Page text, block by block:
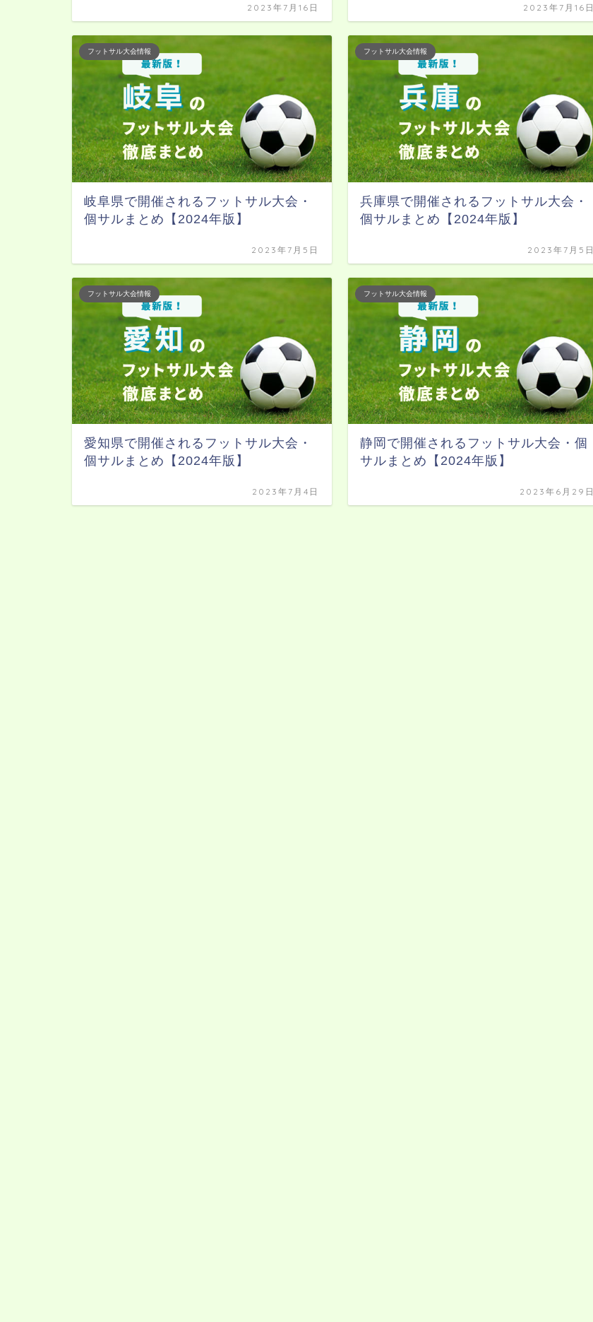
2023年7月16日 2023年7月16日
フットサル大会情報
岐阜県で開催されるフットサル大会・
個サルまとめ【2024年版】
2023年7月5日
フットサル大会情報
兵庫県で開催されるフットサル大会・
個サルまとめ【2024年版】
2023年7月5日
フットサル大会情報
愛知県で開催されるフットサル大会・
個サルまとめ【2024年版】
2023年7月4日
フットサル大会情報
静岡で開催されるフットサル大会・個
サルまとめ【2024年版】
2023年6月29日